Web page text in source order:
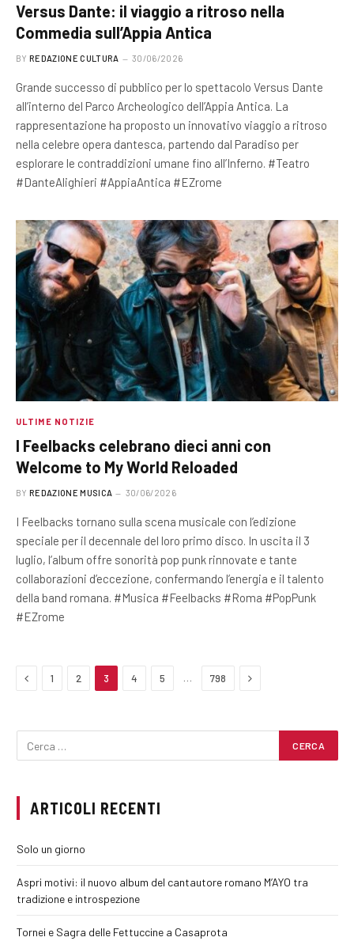
Versus Dante: il viaggio a ritroso nella
Commedia sull’Appia Antica
BY REDAZIONE CULTURA 30/06/2026
Grande successo di pubblico per lo spettacolo Versus Dante
all’interno del Parco Archeologico dell’Appia Antica. La
rappresentazione ha proposto un innovativo viaggio a ritroso
nella celebre opera dantesca, partendo dal Paradiso per
esplorare le contraddizioni umane fino all’Inferno. #Teatro
#DanteAlighieri #AppiaAntica #EZrome
ULTIME NOTIZIE
I Feelbacks celebrano dieci anni con
Welcome to My World Reloaded
BY REDAZIONE MUSICA 30/06/2026
I Feelbacks tornano sulla scena musicale con l’edizione
speciale per il decennale del loro primo disco. In uscita il 3
luglio, l’album offre sonorità pop punk rinnovate e tante
collaborazioni d’eccezione, confermando l’energia e il talento
della band romana. #Musica #Feelbacks #Roma #PopPunk
#EZrome
Previous
1 2 3 4 5 798 Next
ARTICOLI RECENTI
Solo un giorno
Aspri motivi: il nuovo album del cantautore romano M’AYO tra
tradizione e introspezione
Tornei e Sagra delle Fettuccine a Casaprota